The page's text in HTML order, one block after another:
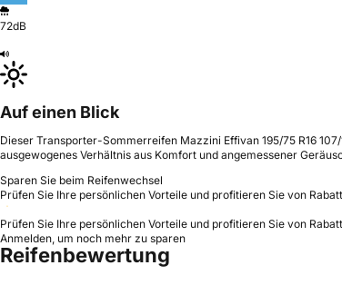
72dB
Auf einen Blick
Dieser Transporter-Sommerreifen Mazzini Effivan 195/75 R16
ausgewogenes Verhältnis aus Komfort und angemessener
Sparen Sie beim Reifenwechsel
Prüfen Sie Ihre persönlichen Vorteile und profitieren Sie von
Prüfen Sie Ihre persönlichen Vorteile und profitieren Sie von
Anmelden, um noch mehr zu sparen
Reifenbewertung